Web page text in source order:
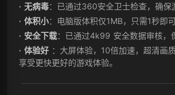
无病毒：已通过360安全卫士检查，确保
体积小：电脑版体积仅1MB，只需1秒即
安全下载：已通过4k99 安全数据审核，
体验好 ：大屏体验，10倍加速，超清画
享受更快更好的游戏体验。